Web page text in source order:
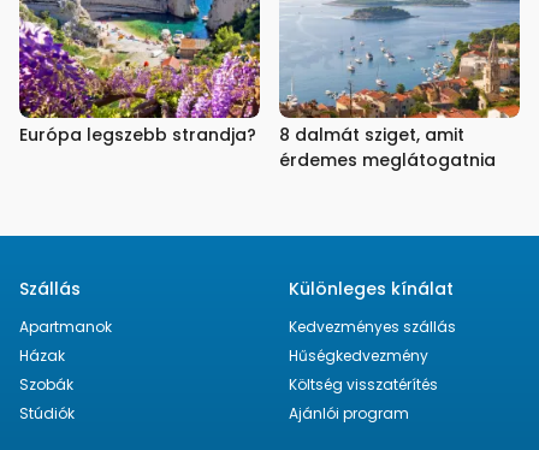
Európa legszebb strandja?
8 dalmát sziget, amit
érdemes meglátogatnia
Szállás
Apartmanok
Házak
Szobák
Stúdiók
Különleges kínálat
Kedvezményes szállás
Hűségkedvezmény
Költség visszatérítés
Ajánlói program